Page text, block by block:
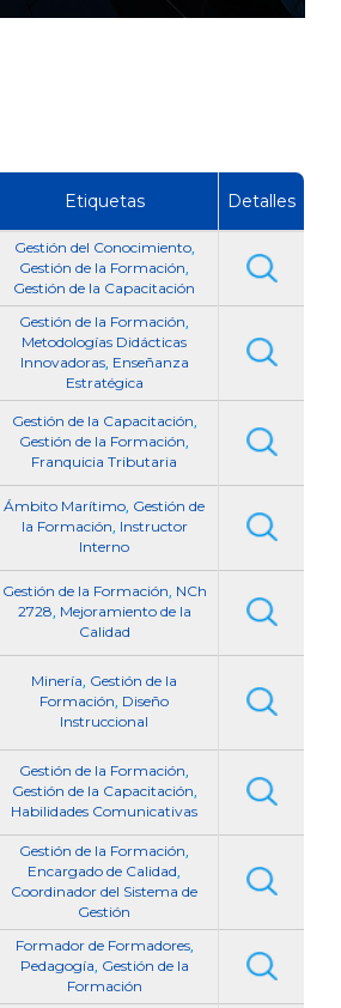
Etiquetas Detalles
Gestión del Conocimiento,
Gestión de la Formación,
Gestión de la Capacitación
Gestión de la Formación,
Metodologías Didácticas
Innovadoras, Enseñanza
Estratégica
Gestión de la Capacitación,
Gestión de la Formación,
Franquicia Tributaria
Ámbito Marítimo, Gestión de
la Formación, Instructor
Interno
Gestión de la Formación, NCh
2728, Mejoramiento de la
Calidad
Minería, Gestión de la
Formación, Diseño
Instruccional
Gestión de la Formación,
Gestión de la Capacitación,
Habilidades Comunicativas
Gestión de la Formación,
Encargado de Calidad,
Coordinador del Sistema de
Gestión
Formador de Formadores,
Pedagogía, Gestión de la
Formación
Oferta laboral: Especialista de